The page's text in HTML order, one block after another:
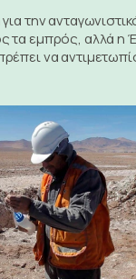
την
τα εμπρός, αλλά η
να